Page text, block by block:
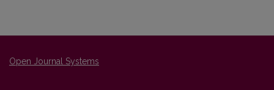
Open Journal Systems